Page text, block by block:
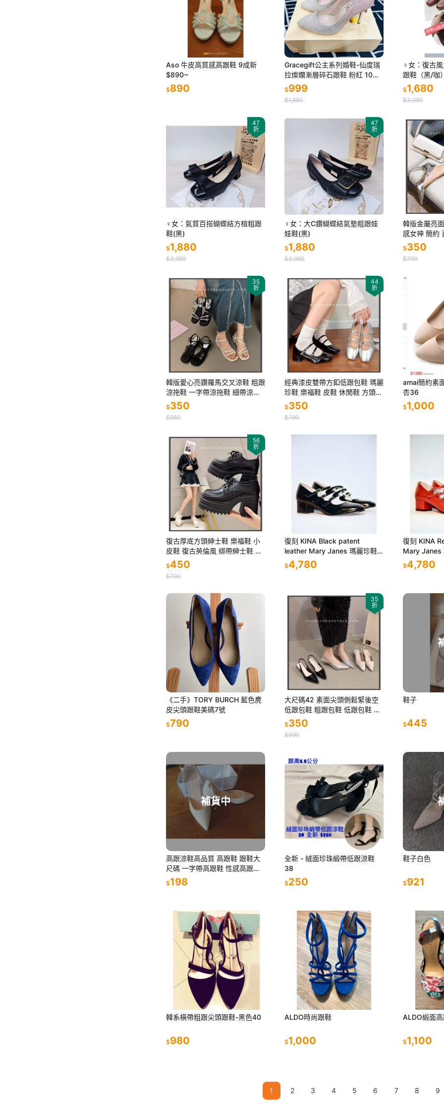
Aso 牛皮高質感高跟鞋 9成新
$890~
$890
Gracegift公主系列婚鞋-仙度瑞
拉燦爛漸層碎石跟鞋 粉紅 10公
分 23.5（37）黃金尺寸(9成新)
$999
$1,880
♀️女：復古
跟鞋（黑/咖
$1,680
$3,980
47
折
♀️女：氣質百搭蝴蝶結方楦粗跟
鞋(黑)
$1,880
$3,980
47
折
♀️女：大C鑽蝴蝶結氣墊粗跟娃
娃鞋(黑)
$1,880
$3,980
韓版金屬亮
感女神 簡約
鞋 細跟 面
$350
$790
35
折
韓版愛心亮鑽羅馬交叉涼鞋 粗跟
涼拖鞋 一字帶涼拖鞋 細帶涼鞋
粗跟涼鞋 低跟涼鞋 高跟涼鞋 粗
跟涼鞋 女生涼鞋 3381
$350
$980
44
折
經典漆皮雙帶方釦低跟包鞋 瑪麗
珍鞋 樂福鞋 皮鞋 休閒鞋 方頭紳
士鞋 小皮鞋 復古英倫風 韓版大
方頭 牛津鞋 9363
$350
$790
amai簡約素
杏36
$1,000
56
折
復古厚底方頭紳士鞋 樂福鞋 小
皮鞋 復古英倫風 綁帶紳士鞋 韓
版大方紳士鞋 牛津鞋 5218
$450
$790
復刻 KINA Black patent
leather Mary Janes 瑪麗珍鞋
高跟鞋
$4,780
復刻 KINA
Mary Janes
EL CAPITAL
$4,780
《二手》TORY BURCH 藍色麂
皮尖頭跟鞋美碼7號
$790
35
折
大尺碼42 素面尖頭側鬆緊後空
低跟包鞋 粗跟包鞋 低跟包鞋 上
班鞋 包鞋 尖頭低跟鞋 尖頭鞋 素
面包鞋 高跟鞋D2086
$350
$990
鞋子
$445
補貨中
高跟涼鞋高品質 高跟鞋 跟鞋大
尺碼 一字帶高跟鞋 性感高跟鞋
珍珠一字扣带凉鞋 性感細跟鞋
涼鞋
$198
全新 - 絨面珍珠緞帶低跟涼鞋
38
$250
鞋子白色
$921
韓系橫帶粗跟尖頭跟鞋-黑色40
$980
ALDO時尚跟鞋
$1,000
ALDO緞面
$1,100
1 2 3 4 5 6 7 8 9